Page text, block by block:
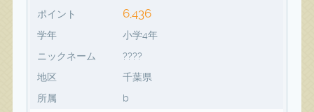
ポイント 6,436
学年
小学4年
ニックネーム
????
地区
千葉県
所属
b